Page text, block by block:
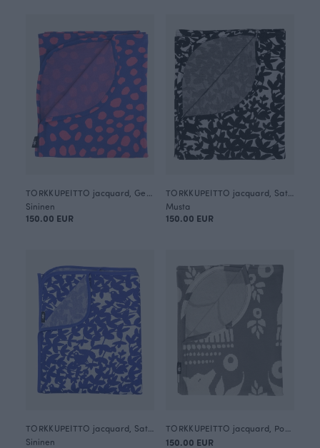
Sininen
150.00 EUR
Musta
150.00 EUR
Sininen
150.00 EUR